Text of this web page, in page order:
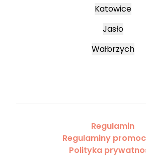
Katowice
Jasło
Wałbrzych
Regulamin
Regulaminy
Polityka